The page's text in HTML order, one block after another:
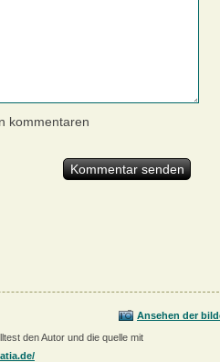
kommentaren
Ansehen der
den Autor und die quelle mit